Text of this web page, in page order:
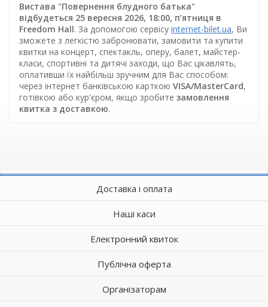
Вистава "Повернення блудного батька"
відбудеться 25 вересня 2026, 18:00, п’ятниця в
Freedom Hall. За допомогою сервісу internet-bilet.ua, Ви
зможете з легкістю забронювати, замовити та купити
квитки на концерт, спектакль, оперу, балет, майстер-
класи, спортивні та дитячі заходи, що Вас цікавлять,
оплативши їх найбільш зручним для Вас способом:
через інтернет банківською карткою VISA/MasterCard,
готівкою або кур'єром, якщо зробите замовлення
квитка з доставкою.
Доставка і оплата
Наші каси
Електронний квиток
Публічна оферта
Організаторам